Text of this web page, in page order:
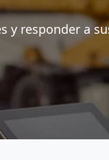
y responder a